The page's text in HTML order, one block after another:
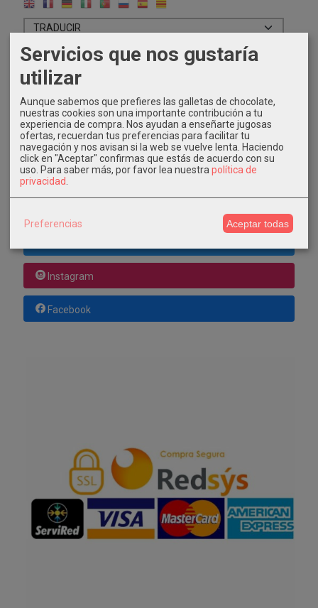
COSTES DE ENVÍO
Consultar Destinos
TU CARRITO (0)
El carrito de la compra está vacío
Instagram
Facebook
Servicios que nos gustaría
utilizar
Aunque sabemos que prefieres las galletas de chocolate,
nuestras cookies son una importante contribución a tu
experiencia de compra. Nos ayudan a enseñarte jugosas
ofertas, recuerdan tus preferencias para facilitar tu
navegación y nos avisan si la web se vuelve lenta. Haciendo
click en "Aceptar" confirmas que estás de acuerdo con su
uso. Para saber más, por favor lea nuestra política de
privacidad
Preferencias Aceptar todas